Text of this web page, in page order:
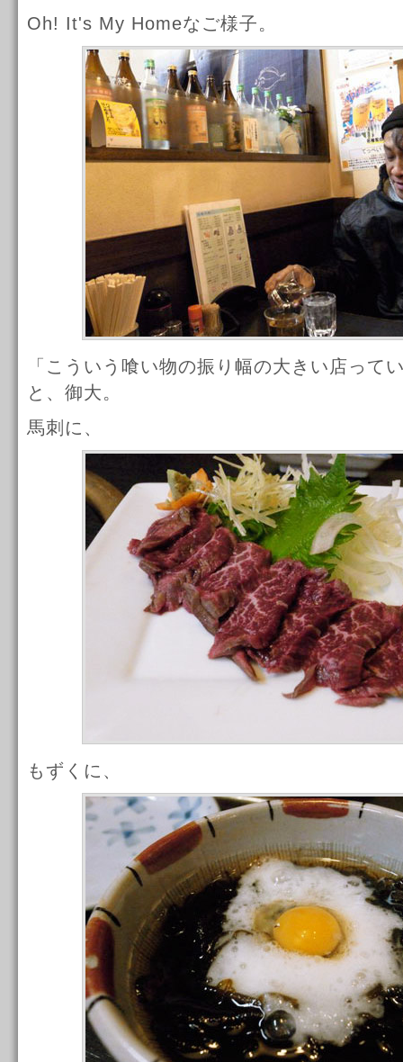
Oh! It's My Homeなご様子。
「こういう喰い物の振り幅の大きい店って
と、御大。
馬刺に、
もずくに、